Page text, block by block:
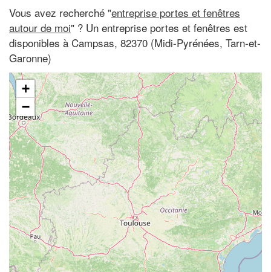
Vous avez recherché "entreprise portes et fenêtres
autour de moi" ? Un entreprise portes et fenêtres est
disponibles à Campsas, 82370 (Midi-Pyrénées, Tarn-et-
Garonne)
+
−